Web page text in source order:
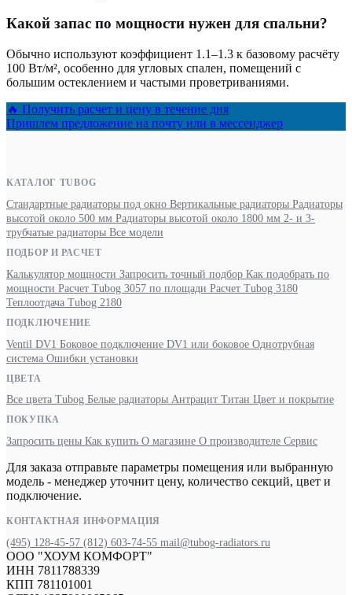
Какой запас по мощности нужен для спальни?
Обычно используют коэффициент 1.1–1.3 к базовому расчёту
100 Вт/м², особенно для угловых спален, помещений с
большим остеклением и частыми проветриваниями.
🔥 Получить расчет и цену в течение дня
Пришлем предложение на почту или в мессенджер
КАТАЛОГ TUBOG
Стандартные радиаторы под окно Вертикальные радиаторы Радиаторы
высотой около 500 мм Радиаторы высотой около 1800 мм 2- и 3-
трубчатые радиаторы Все модели
ПОДБОР И РАСЧЕТ
Калькулятор мощности Запросить точный подбор Как подобрать по
мощности Расчет Tubog 3057 по площади Расчет Tubog 3180
Теплоотдача Tubog 2180
ПОДКЛЮЧЕНИЕ
Ventil DV1 Боковое подключение DV1 или боковое Однотрубная
система Ошибки установки
ЦВЕТА
Все цвета Tubog Белые радиаторы Антрацит Титан Цвет и покрытие
ПОКУПКА
Запросить цены Как купить О магазине О производителе Сервис
Для заказа отправьте параметры помещения или выбранную
модель - менеджер уточнит цену, количество секций, цвет и
подключение.
КОНТАКТНАЯ ИНФОРМАЦИЯ
(495) 128-45-57 (812) 603-74-55 mail@tubog-radiators.ru
ООО "ХОУМ КОМФОРТ"
ИНН 7811788339
КПП 781101001